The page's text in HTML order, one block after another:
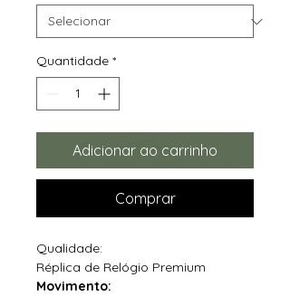
Quantidade *
Adicionar ao carrinho
Comprar
Qualidade:
Réplica de Relógio Premium
Movimento: